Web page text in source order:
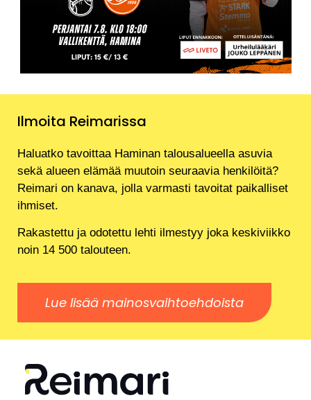
Ilmoita Reimarissa
Haluatko tavoittaa Haminan talousalueella asuvia
sekä alueen elämää muutoin seuraavia henkilöitä?
Reimari on kanava, jolla varmasti tavoitat paikalliset
ihmiset.
Rakastettu ja odotettu lehti ilmestyy joka keskiviikko
noin 14 500 talouteen.
Lue lisää mainosvaihtoehdoista